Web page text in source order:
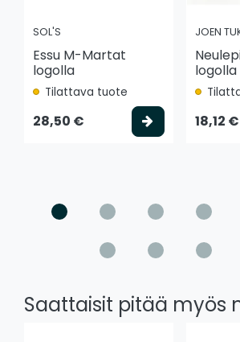
SOL'S
Essu M-Martat
logolla
Tilattava tuote
28,50 € Valitse
JOEN
logolla
18,12 €
Saattaisit pitää myös